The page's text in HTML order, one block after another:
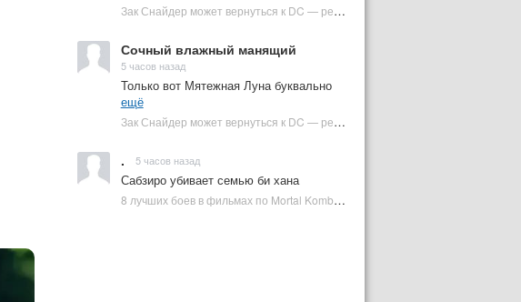
Зак Снайдер может вернуться к DC — режиссер общался с Warner Bros. (фото) | Plugged In Ru
Сочный влажный манящий
5 часов назад
Только вот Мятежная Луна буквально
ещё
Зак Снайдер может вернуться к DC — режиссер общался с Warner Bros. (фото) | Plugged In Ru
. 5 часов назад
Сабзиро убивает семью би хана
8 лучших боев в фильмах по Mortal Kombat: от «Смертельной битвы» до «Мортал Комбат 2» | Plugged In Ru